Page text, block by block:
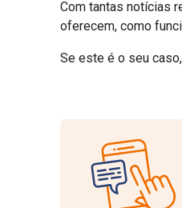
Com tantas notícias
oferecem, como
Se este é o seu